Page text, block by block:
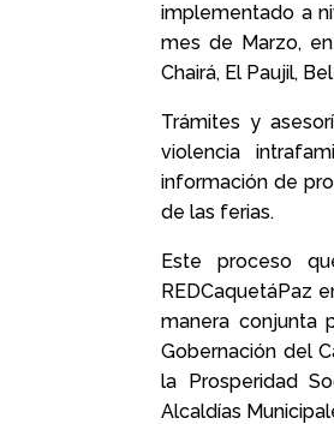
implementado a
mes de Marzo,
Chairá, El Paujil,
Trámites y
violencia
información de
de las ferias.
Este proceso
REDCaquetáPaz
manera conjunta
Gobernación del
la Prosperidad
Alcaldías